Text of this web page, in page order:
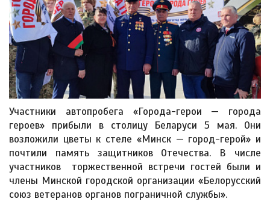
Участники автопробега «Города-герои — города
героев» прибыли в столицу Беларуси 5 мая. Они
возложили цветы к стеле «Минск — город-герой» и
почтили память защитников Отечества. В числе
участников торжественной встречи гостей были и
члены Минской городской организации «Белорусский
союз ветеранов органов пограничной службы».